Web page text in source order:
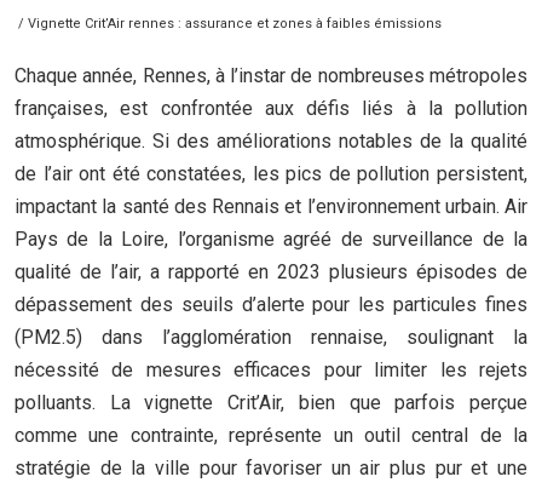
/ Vignette Crit’Air rennes : assurance et zones à faibles émissions
Chaque année, Rennes, à l’instar de nombreuses métropoles
françaises, est confrontée aux défis liés à la pollution
atmosphérique. Si des améliorations notables de la qualité
de l’air ont été constatées, les pics de pollution persistent,
impactant la santé des Rennais et l’environnement urbain. Air
Pays de la Loire, l’organisme agréé de surveillance de la
qualité de l’air, a rapporté en 2023 plusieurs épisodes de
dépassement des seuils d’alerte pour les particules fines
(PM2.5) dans l’agglomération rennaise, soulignant la
nécessité de mesures efficaces pour limiter les rejets
polluants. La vignette Crit’Air, bien que parfois perçue
comme une contrainte, représente un outil central de la
stratégie de la ville pour favoriser un air plus pur et une